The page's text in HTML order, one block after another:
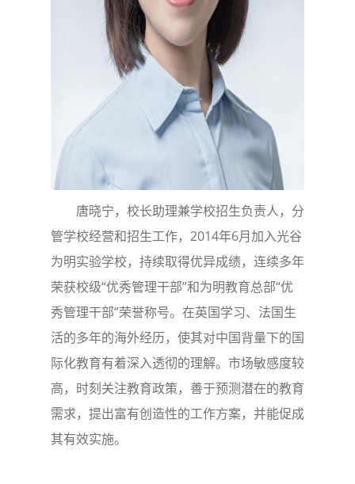
唐晓宁，校长助理兼学校招生负责人，分
管学校经营和招生工作，2014年6月加入光谷
为明实验学校，持续取得优异成绩，连续多年
荣获校级“优秀管理干部”和为明教育总部“优
秀管理干部”荣誉称号。在英国学习、法国生
活的多年的海外经历，使其对中国背量下的国
际化教育有着深入透彻的理解。市场敏感度较
高，时刻关注教育政策，善于预测潜在的教育
需求，提出富有创造性的工作方案，并能促成
其有效实施。